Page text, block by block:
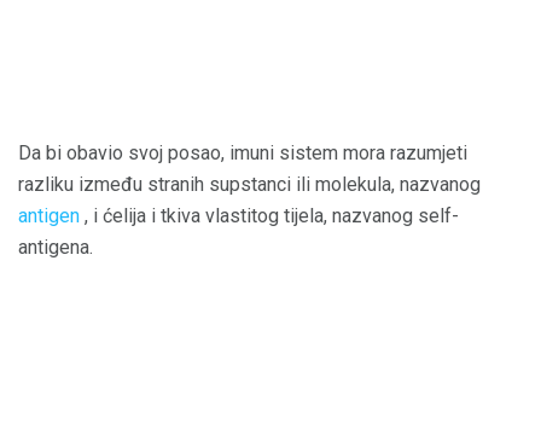
Da bi obavio svoj posao, imuni sistem mora razumjeti
razliku između stranih supstanci ili molekula, nazvanog
antigen , i ćelija i tkiva vlastitog tijela, nazvanog self-
antigena.